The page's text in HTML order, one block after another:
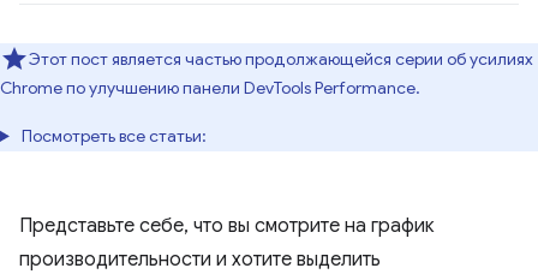
Этот пост является частью продолжающейся серии об усилиях
Chrome по улучшению панели DevTools Performance.
Посмотреть все статьи:
Представьте себе, что вы смотрите на график
производительности и хотите выделить